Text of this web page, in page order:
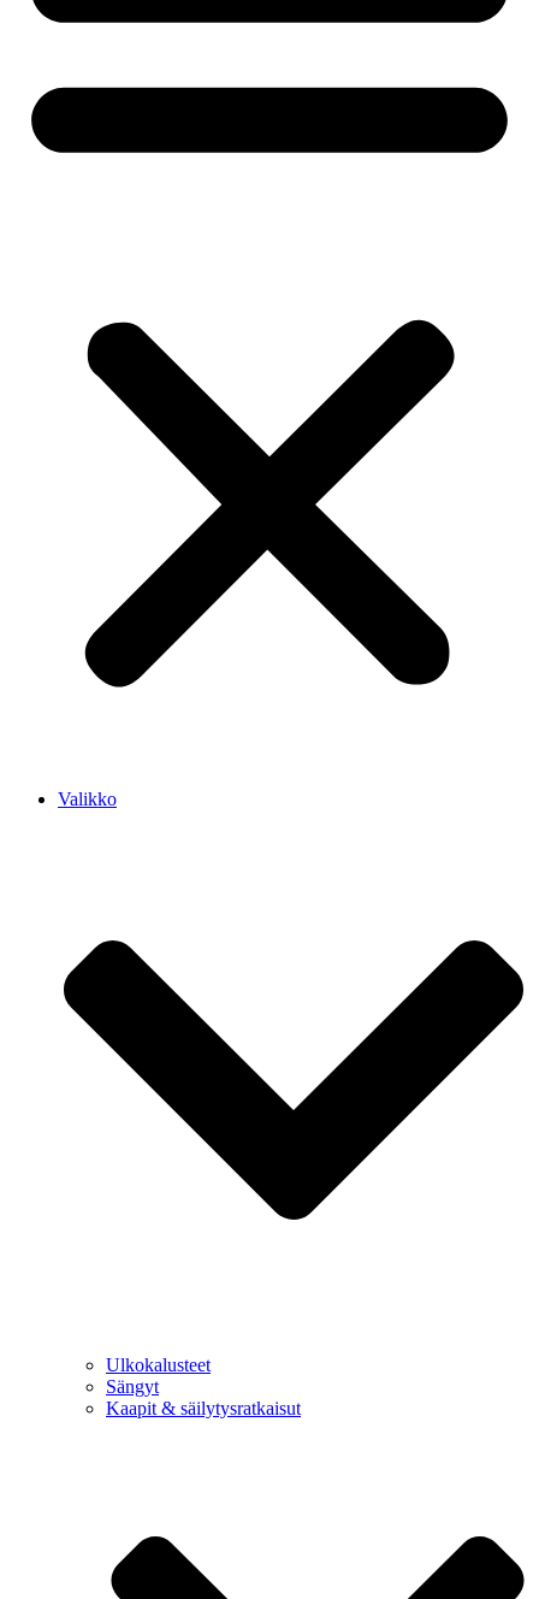
Valikko
Ulkokalusteet
Sängyt
Kaapit & säilytysratkaisut